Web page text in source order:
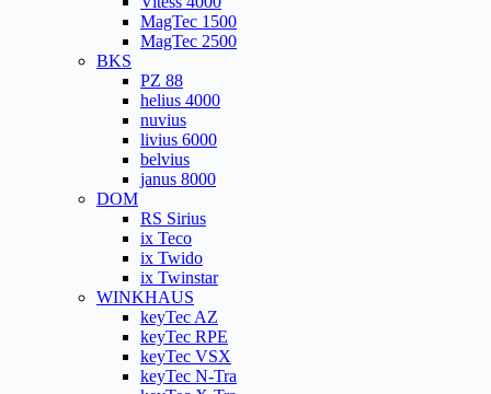
MagTec 1500
MagTec 2500
BKS
PZ 88
helius 4000
nuvius
livius 6000
belvius
janus 8000
DOM
RS Sirius
ix Teco
ix Twido
ix Twinstar
WINKHAUS
keyTec AZ
keyTec RPE
keyTec VSX
keyTec N-Tra